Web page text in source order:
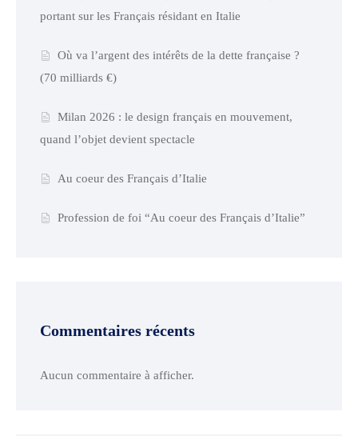
portant sur les Français résidant en Italie
Où va l’argent des intérêts de la dette française ?
(70 milliards €)
Milan 2026 : le design français en mouvement,
quand l’objet devient spectacle
Au coeur des Français d’Italie
Profession de foi “Au coeur des Français d’Italie”
Commentaires récents
Aucun commentaire à afficher.